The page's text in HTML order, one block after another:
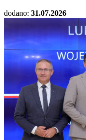
dodano: 31.07.2026